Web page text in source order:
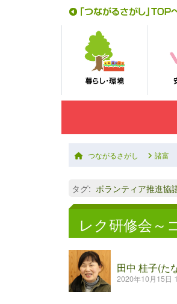
つながるさがし 諸富
タグ: ボランティア推進協
レク研修会～
田中 桂子(た
2020年10月15日